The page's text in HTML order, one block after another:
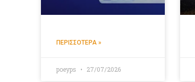
ΠΕΡΙΣΣΌΤΕΡΑ »
poeyps 27/07/2026